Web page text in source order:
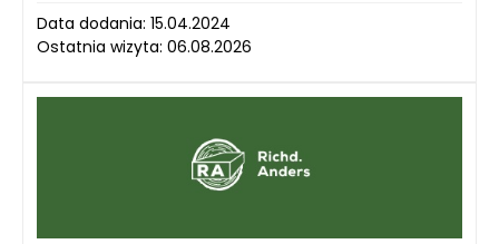
Data dodania: 15.04.2024
Ostatnia wizyta: 06.08.2026